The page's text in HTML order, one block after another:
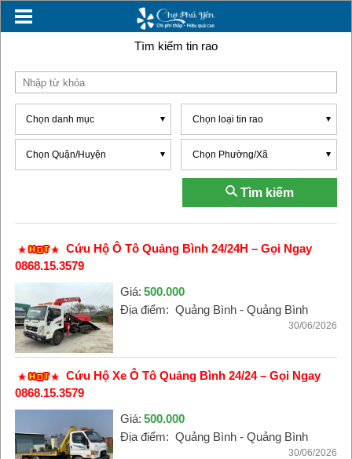
Tìm kiếm tin rao
Chọn danh mục Chọn loại tin rao
Chọn Quận/Huyện Chọn Phường/Xã
Tìm kiếm
Cứu Hộ Ô Tô Quảng Bình 24/24H – Gọi Ngay
0868.15.3579
Giá: 500.000
Địa điểm: Quảng Bình - Quảng Bình
30/06/2026
Cứu Hộ Xe Ô Tô Quảng Bình 24/24 – Gọi Ngay
0868.15.3579
Giá: 500.000
Địa điểm: Quảng Bình - Quảng Bình
30/06/2026